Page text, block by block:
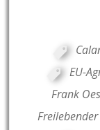
EU-
Frank